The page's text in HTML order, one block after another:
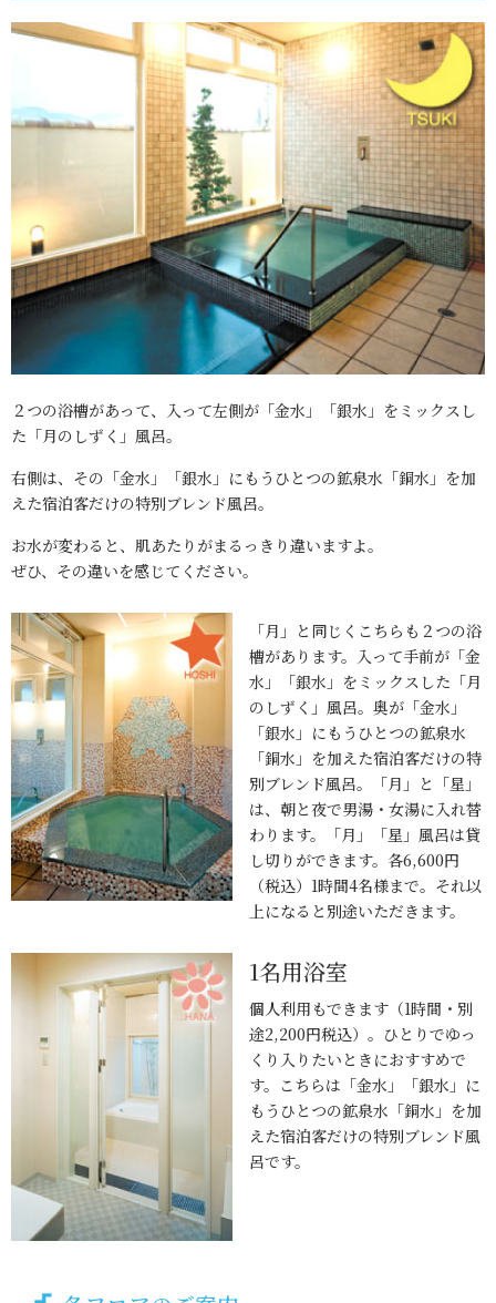
２つの浴槽があって、入って左側が「金水」「銀水」をミックスし
た「月のしずく」風呂。
右側は、その「金水」「銀水」にもうひとつの鉱泉水「銅水」を加
えた宿泊客だけの特別ブレンド風呂。
お水が変わると、肌あたりがまるっきり違いますよ。
ぜひ、その違いを感じてください。
「月」と同じくこちらも２つの浴
槽があります。入って手前が「金
水」「銀水」をミックスした「月
のしずく」風呂。奥が「金水」
「銀水」にもうひとつの鉱泉水
「銅水」を加えた宿泊客だけの特
別ブレンド風呂。「月」と「星」
は、朝と夜で男湯・女湯に入れ替
わります。「月」「星」風呂は貸
し切りができます。各6,600円
（税込）1時間4名様まで。それ以
上になると別途いただきます。
1名用浴室
個人利用もできます（1時間・別
途2,200円税込）。ひとりでゆっ
くり入りたいときにおすすめで
す。こちらは「金水」「銀水」に
もうひとつの鉱泉水「銅水」を加
えた宿泊客だけの特別ブレンド風
呂です。